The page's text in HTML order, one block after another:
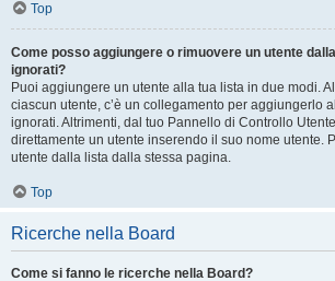
Top
Come posso aggiungere o rimuovere un utente
ignorati?
Puoi aggiungere un utente alla tua lista in due modi.
ciascun utente, c’è un collegamento per aggiungerlo
ignorati. Altrimenti, dal tuo Pannello di Controllo
direttamente un utente inserendo il suo nome utente.
utente dalla lista dalla stessa pagina.
Top
Ricerche nella Board
Come si fanno le ricerche nella Board?